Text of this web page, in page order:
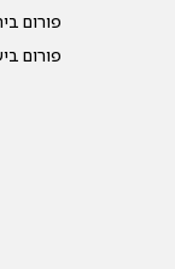
פורום
פורום